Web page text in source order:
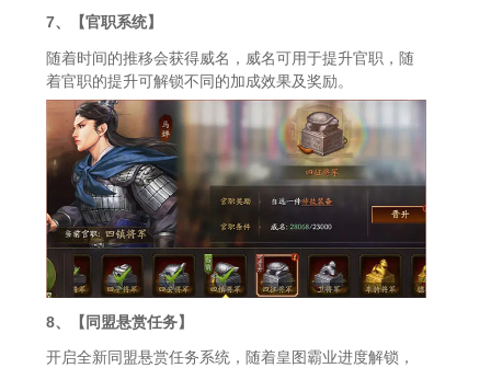
7、【官职系统】
随着时间的推移会获得威名，威名可用于提升官职，随
着官职的提升可解锁不同的加成效果及奖励。
8、【同盟悬赏任务】
开启全新同盟悬赏任务系统，随着皇图霸业进度解锁，